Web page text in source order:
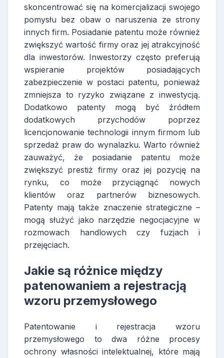
skoncentrować się na komercjalizacji swojego
pomysłu bez obaw o naruszenia ze strony
innych firm. Posiadanie patentu może również
zwiększyć wartość firmy oraz jej atrakcyjność
dla inwestorów. Inwestorzy często preferują
wspieranie projektów posiadających
zabezpieczenie w postaci patentu, ponieważ
zmniejsza to ryzyko związane z inwestycją.
Dodatkowo patenty mogą być źródłem
dodatkowych przychodów poprzez
licencjonowanie technologii innym firmom lub
sprzedaż praw do wynalazku. Warto również
zauważyć, że posiadanie patentu może
zwiększyć prestiż firmy oraz jej pozycję na
rynku, co może przyciągnąć nowych
klientów oraz partnerów biznesowych.
Patenty mają także znaczenie strategiczne –
mogą służyć jako narzędzie negocjacyjne w
rozmowach handlowych czy fuzjach i
przejęciach.
Jakie są różnice między
patenowaniem a rejestracją
wzoru przemysłowego
Patentowanie i rejestracja wzoru
przemysłowego to dwa różne procesy
ochrony własności intelektualnej, które mają